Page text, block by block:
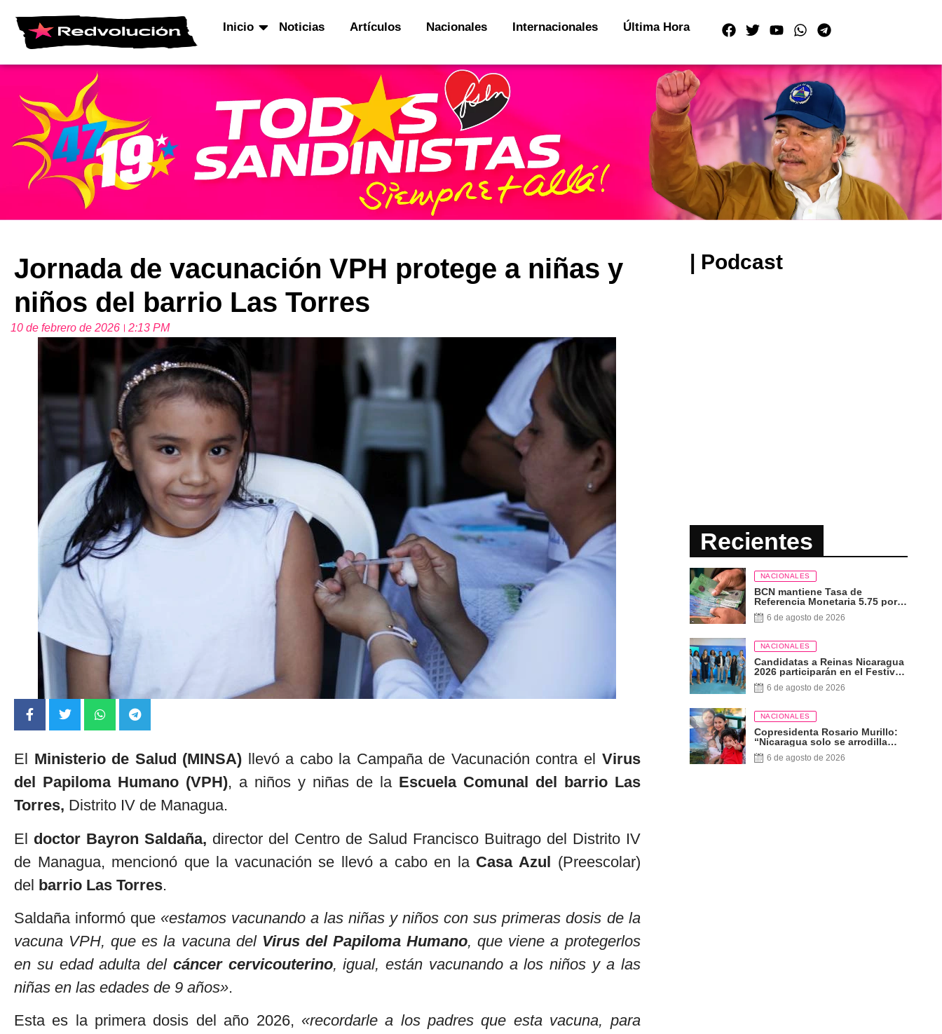
Inicio Noticias Artículos Nacionales Internacionales Última Hora
Jornada de vacunación VPH protege a niñas y
niños del barrio Las Torres
10 de febrero de 2026 2:13 PM
El Ministerio de Salud (MINSA) llevó a cabo la Campaña de Vacunación contra el Virus
del Papiloma Humano (VPH), a niños y niñas de la Escuela Comunal del barrio Las
Torres, Distrito IV de Managua.
El doctor Bayron Saldaña, director del Centro de Salud Francisco Buitrago del Distrito IV
de Managua, mencionó que la vacunación se llevó a cabo en la Casa Azul (Preescolar)
del barrio Las Torres.
Saldaña informó que «estamos vacunando a las niñas y niños con sus primeras dosis de la
vacuna VPH, que es la vacuna del Virus del Papiloma Humano, que viene a protegerlos
en su edad adulta del cáncer cervicouterino, igual, están vacunando a los niños y a las
niñas en las edades de 9 años».
Esta es la primera dosis del año 2026, «recordarle a los padres que esta vacuna, para
| Podcast
Recientes
NACIONALES
BCN mantiene Tasa de
Referencia Monetaria 5.75 por
ciento
6 de agosto de 2026
NACIONALES
Candidatas a Reinas Nicaragua
2026 participarán en el Festival
Internacional de las Artes,
Cultura y Gastronomía
6 de agosto de 2026
NACIONALES
Copresidenta Rosario Murillo:
“Nicaragua solo se arrodilla
ante Dios”
6 de agosto de 2026